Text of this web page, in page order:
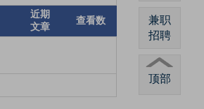
近期
文章
查看数
兼职
招聘
顶部